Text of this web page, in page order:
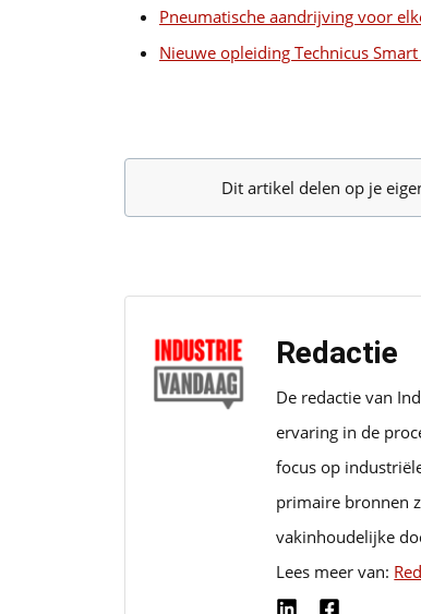
Pneumatische aandrijving voor
Nieuwe opleiding Technicus
Dit artikel delen op je
Redactie
De redactie van
ervaring in de
focus op
primaire bronnen
vakinhoudelijke
Lees meer van: